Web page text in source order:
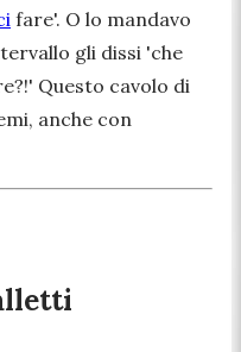
fare'. O lo mandavo
gli dissi 'che
Questo cavolo di
anche con